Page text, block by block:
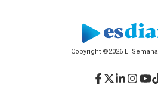
Copyright ©2026 El
Facebook
Twitter